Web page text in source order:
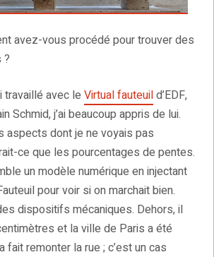
avez-vous procédé pour trouver des
?
travaillé avec le Virtual fauteuild’EDF,
Schmid, j’ai beaucoup appris de lui.
aspects dont je ne voyais pas
ce que les pourcentages de pentes.
un modèle numérique en injectant
pour voir si on marchait bien.
dispositifs mécaniques. Dehors, il
et la ville de Paris a été
fait remonter la rue ; c’est un cas